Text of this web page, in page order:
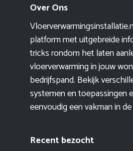
Over Ons
platform met uitgebreide
tricks rondom het laten
vloerverwarming in jouw
bedrijfspand. Bekijk
systemen en toepassingen
eenvoudig een vakman in
Recent bezocht